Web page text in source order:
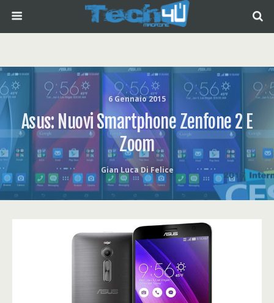
6 Gennaio 2015
Asus: Nuovi Smartphone Zenfone 2 E
Zoom
Gian Luca Di Felice